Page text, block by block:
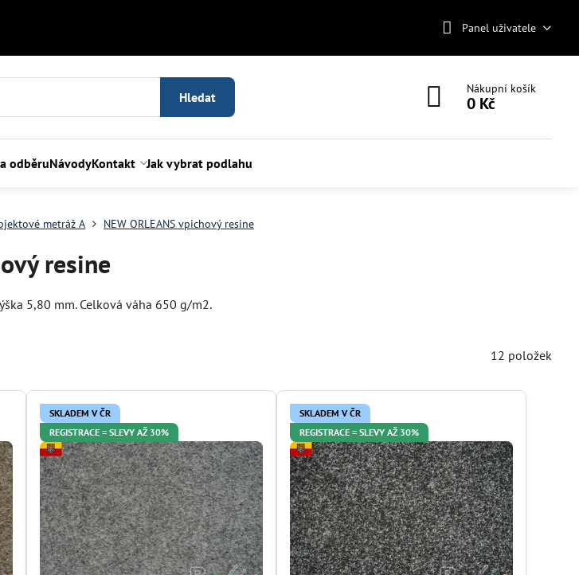
Panel uživatele
Hledat
Nákupní košík
0 Kč
odběruNávodyKontakt Jak vybrat podlahu
metráž A NEW ORLEANS vpichový resine
resine
5,80 mm. Celková váha 650 g/m2.
12 položek
SKLADEM V ČR
REGISTRACE = SLEVY AŽ 30%
SKLADEM V ČR
REGISTRACE = SLEVY AŽ 30%